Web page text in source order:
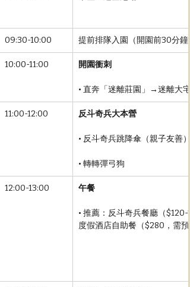
09:30-10:00 提前排隊入園（開園前30分鐘
10:00-11:00 開園衝刺
• 直奔「迷離莊園」→迷離大
11:00-12:00 反斗奇兵大本營
• 反斗奇兵跳降傘（親子友善）
• 轉轉彈弓狗
12:00-13:00 午餐
• 推薦：反斗奇兵餐廳（
度假酒店自助餐（$280，需預